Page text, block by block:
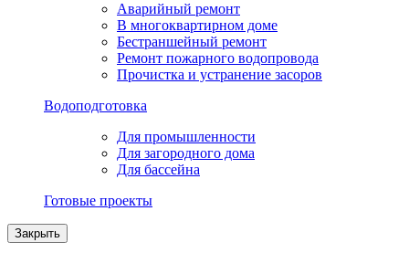
Аварийный ремонт
В многоквартирном доме
Бестраншейный ремонт
Ремонт пожарного водопровода
Прочистка и устранение засоров
Водоподготовка
Для промышленности
Для загородного дома
Для бассейна
Готовые проекты
Закрыть